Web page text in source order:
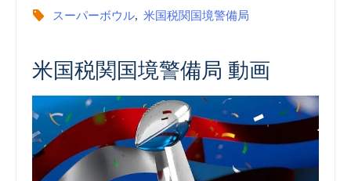
スーパーボウル, 米国税関国境警備局
米国税関国境警備局 動画